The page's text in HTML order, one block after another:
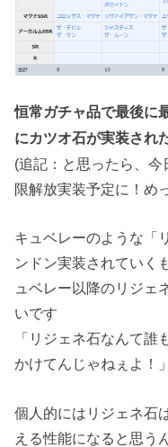
恒常ガチャ品で最後に
にカツオ石が実装され
(追記：と思ったら、
限解放実装予定に！め
キュベレーのような「
ンドン実装されていく
ュベレー以降のリジェ
いです
「リジェネ石なんて
かけてんじゃねぇよ！
個人的にはリジェネ石
える性能になると思う